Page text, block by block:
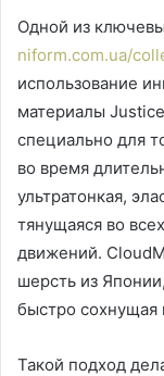
Одной из
niform.com.ua/
использование
материалы
специально для
во время
ультратонкая,
тянущаяся во
движений.
шерсть из
быстро сохнущая
Такой подход